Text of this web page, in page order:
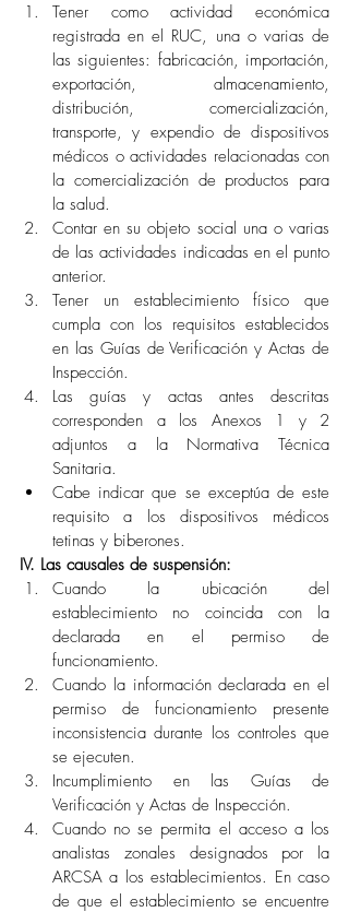
Tener como actividad económica
registrada en el RUC, una o varias de
las siguientes: fabricación, importación,
exportación, almacenamiento,
distribución, comercialización,
transporte, y expendio de dispositivos
médicos o actividades relacionadas con
la comercialización de productos para
la salud.
Contar en su objeto social una o varias
de las actividades indicadas en el punto
anterior.
Tener un establecimiento físico que
cumpla con los requisitos establecidos
en las Guías de Verificación y Actas de
Inspección.
Las guías y actas antes descritas
corresponden a los Anexos 1 y 2
adjuntos a la Normativa Técnica
Sanitaria.
Cabe indicar que se exceptúa de este
requisito a los dispositivos médicos
tetinas y biberones.
IV. Las causales de suspensión:
Cuando la ubicación del
establecimiento no coincida con la
declarada en el permiso de
funcionamiento.
Cuando la información declarada en el
permiso de funcionamiento presente
inconsistencia durante los controles que
se ejecuten.
Incumplimiento en las Guías de
Verificación y Actas de Inspección.
Cuando no se permita el acceso a los
analistas zonales designados por la
ARCSA a los establecimientos. En caso
de que el establecimiento se encuentre